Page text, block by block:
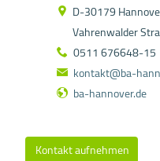
D-30179
Vahrenwalder
0511 676648-15
kontakt@ba-
ba-hannover.de
Kontakt aufnehmen